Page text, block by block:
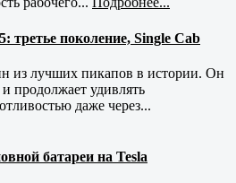
третье поколение, Single Cab
из лучших пикапов в истории. Он
продолжает удивлять
даже через...
батареи на Tesla